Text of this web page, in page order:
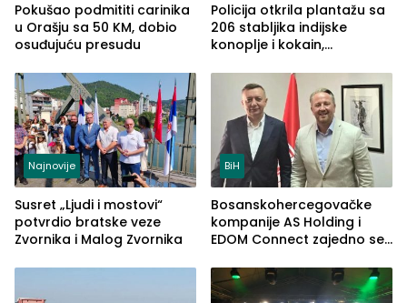
Pokušao podmititi carinika
u Orašju sa 50 KM, dobio
osuđujuću presudu
Policija otkrila plantažu sa
206 stabljika indijske
konoplje i kokain,
(FOTO)
Najnovije
Susret „Ljudi i mostovi“
potvrdio bratske veze
Zvornika i Malog Zvornika
BiH
Bosanskohercegovačke
kompanije AS Holding i
EDOM Connect zajedno se